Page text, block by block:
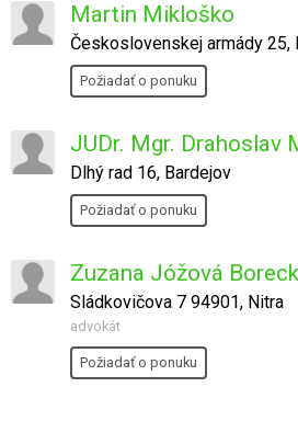
Martin Mikloško
Československej armády 25,
Požiadať o ponuku
JUDr. Mgr. Drahoslav
Dlhý rad 16, Bardejov
Požiadať o ponuku
Zuzana Jóžová
Sládkovičova 7 94901, Nitra
advokát
Požiadať o ponuku